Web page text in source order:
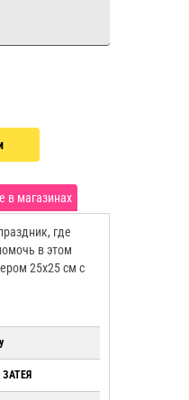
в магазинах
где
в этом
25х25 см с